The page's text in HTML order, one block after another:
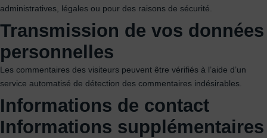
administratives, légales ou pour des raisons de sécurité.
Transmission de vos données
personnelles
Les commentaires des visiteurs peuvent être vérifiés à l’aide d’un
service automatisé de détection des commentaires indésirables.
Informations de contact
Informations supplémentaires